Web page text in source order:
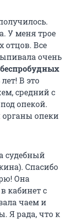
У меня трое
отцов. Все
очень
В это
средний с
опекой.
опеки
судебный
Спасибо
Она
кабинет с
чаем и
Я рада, что к